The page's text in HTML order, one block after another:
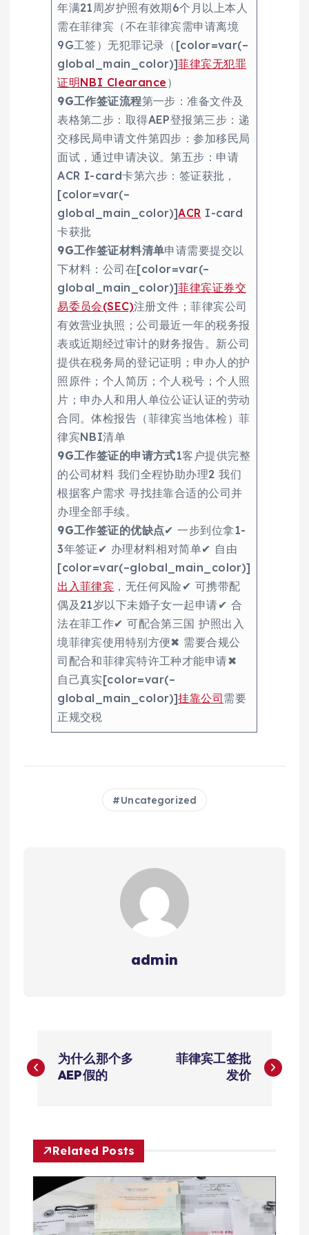
年满21周岁护照有效期6个月以上本人
需在菲律宾（不在菲律宾需申请离境
9G工签）无犯罪记录（[color=var(–
global_main_color)]菲律宾无犯罪
证明NBI Clearance ）
9G工作签证流程第一步：准备文件及
表格第二步：取得AEP登报第三步：递
交移民局申请文件第四步：参加移民局
面试，通过申请决议。第五步：申请
ACR I-card卡第六步：签证获批，
[color=var(–
global_main_color)]ACR I-card
卡获批
9G工作签证材料清单申请需要提交以
下材料：公司在[color=var(–
global_main_color)]菲律宾证券交
易委员会(SEC)注册文件；菲律宾公司
有效营业执照；公司最近一年的税务报
表或近期经过审计的财务报告。新公司
提供在税务局的登记证明；申办人的护
照原件；个人简历；个人税号；个人照
片；申办人和用人单位公证认证的劳动
合同。体检报告（菲律宾当地体检）菲
律宾NBI清单
9G工作签证的申请方式1客户提供完整
的公司材料 我们全程协助办理2 我们
根据客户需求 寻找挂靠合适的公司并
办理全部手续。
9G工作签证的优缺点✔ 一步到位拿1-
3年签证✔ 办理材料相对简单✔ 自由
[color=var(–global_main_color)]
出入菲律宾 ，无任何风险✔ 可携带配
偶及21岁以下未婚子女一起申请✔ 合
法在菲工作✔ 可配合第三国 护照出入
境菲律宾使用特别方便✖ 需要合规公
司配合和菲律宾特许工种才能申请✖
自己真实[color=var(–
global_main_color)]挂靠公司需要
正规交税
Uncategorized
admin
章
航
为什么那个多
AEP假的
菲律宾工签批
发价
Related Posts